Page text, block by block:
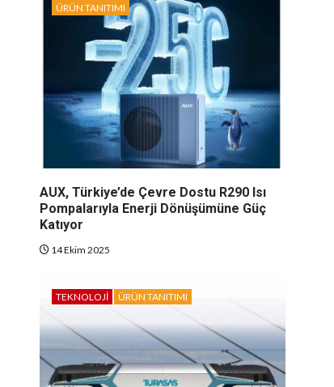
ÜRÜN TANITIMI
AUX, Türkiye’de Çevre Dostu R290 Isı
Pompalarıyla Enerji Dönüşümüne Güç
Katıyor
14 Ekim 2025
TEKNOLOJI ÜRÜN TANITIMI